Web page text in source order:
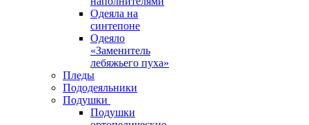
Одеяла на
синтепоне
Одеяло
«Заменитель
лебяжьего пуха»
Пледы
Пододеяльники
Подушки
Подушки